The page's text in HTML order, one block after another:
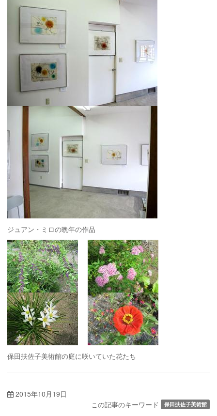
ジュアン・ミロの晩年の作品
保田扶佐子美術館の庭に咲いていた花たち
2015年10月19日
この記事のキーワード
保田扶佐子美術館